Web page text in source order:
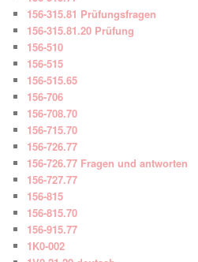
156-315.81 Prüfungsfragen
156-315.81.20 Prüfung
156-510
156-515
156-515.65
156-706
156-708.70
156-715.70
156-726.77
156-726.77 Fragen und antworten
156-727.77
156-815
156-815.70
156-915.77
1K0-002